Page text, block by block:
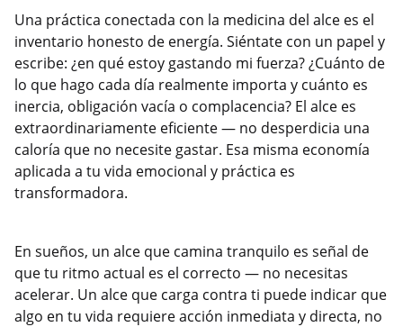
Una práctica conectada con la medicina del alce es el
inventario honesto de energía. Siéntate con un papel y
escribe: ¿en qué estoy gastando mi fuerza? ¿Cuánto de
lo que hago cada día realmente importa y cuánto es
inercia, obligación vacía o complacencia? El alce es
extraordinariamente eficiente — no desperdicia una
caloría que no necesite gastar. Esa misma economía
aplicada a tu vida emocional y práctica es
transformadora.
En sueños, un alce que camina tranquilo es señal de
que tu ritmo actual es el correcto — no necesitas
acelerar. Un alce que carga contra ti puede indicar que
algo en tu vida requiere acción inmediata y directa, no